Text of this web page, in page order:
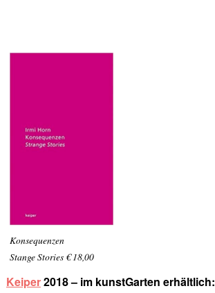
Konsequenzen
Stange Stories € 18,00
Keiper2018 – im kunstGarten erhältlich: